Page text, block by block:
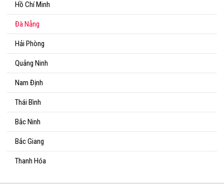
Hồ Chí Minh
Đà Nẵng
Hải Phòng
Quảng Ninh
Nam Định
Thái Bình
Bắc Ninh
Bắc Giang
Thanh Hóa